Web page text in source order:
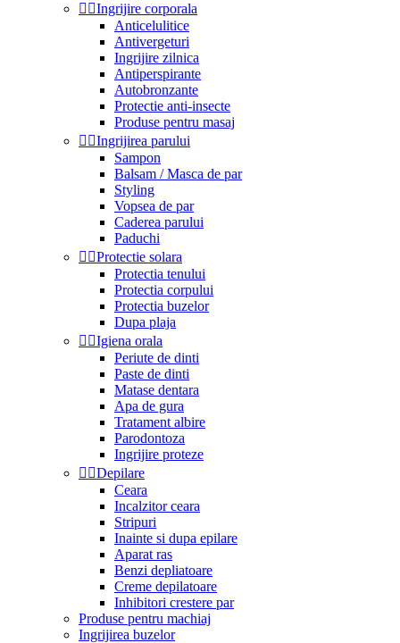
 Ingrijire corporala
Anticelulitice
Antivergeturi
Ingrijire zilnica
Antiperspirante
Autobronzante
Protectie anti-insecte
Produse pentru masaj
 Ingrijirea parului
Sampon
Balsam / Masca de par
Styling
Vopsea de par
Caderea parului
Paduchi
 Protectie solara
Protectia tenului
Protectia corpului
Protectia buzelor
Dupa plaja
 Igiena orala
Periute de dinti
Paste de dinti
Matase dentara
Apa de gura
Tratament albire
Parodontoza
Ingrijire proteze
 Depilare
Ceara
Incalzitor ceara
Stripuri
Inainte si dupa epilare
Aparat ras
Benzi depliatoare
Creme depilatoare
Inhibitori crestere par
Produse pentru machiaj
Ingrijirea buzelor